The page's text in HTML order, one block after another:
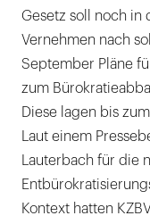
Gesetz soll noch in
Vernehmen nach
September Pläne
zum
Diese lagen bis
Laut einem
Lauterbach für die
Kontext hatten